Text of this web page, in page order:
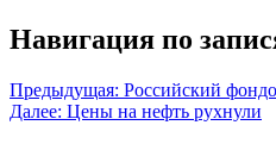
Навигация по
Предыдущая: Российский
Далее: Цены на нефть рухнули